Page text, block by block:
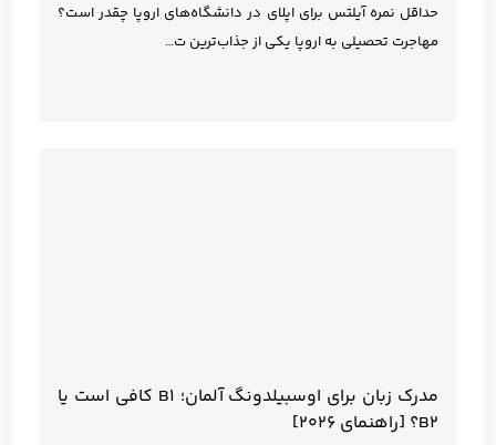
حداقل نمره آیلتس برای اپلای در دانشگاه‌های اروپا چقدر است؟
مهاجرت تحصیلی به اروپا یکی از جذاب‌ترین ت…
مدرک زبان برای اوسبیلدونگ آلمان؛ B1 کافی است یا
B2؟ [راهنمای ۲۰۲۶]